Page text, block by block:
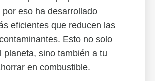
por eso ha desarrollado
eficientes que reducen las
Esto no solo
planeta, sino también a tu
en combustible.